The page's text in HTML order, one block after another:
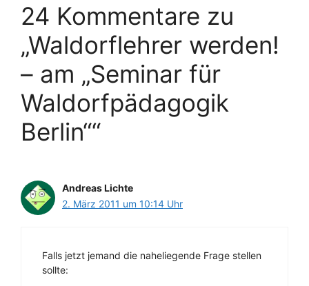
24 Kommentare zu
„Waldorflehrer werden!
– am „Seminar für
Waldorfpädagogik
Berlin““
Andreas Lichte
2. März 2011 um 10:14 Uhr
Falls jetzt jemand die naheliegende Frage stellen
sollte: